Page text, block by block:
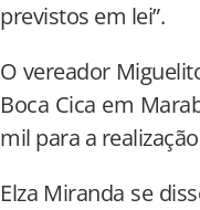
previstos em lei”.
O vereador
Boca Cica em
mil para a
Elza Miranda se